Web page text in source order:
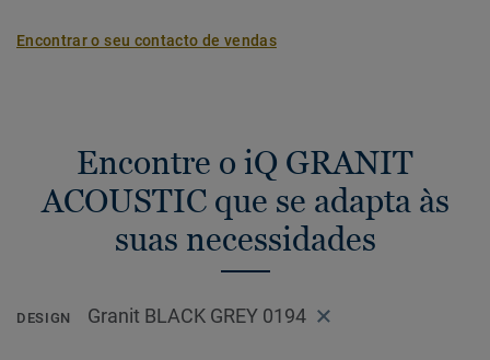
Encontrar o seu contacto de vendas
Encontre o iQ GRANIT
ACOUSTIC que se adapta às
suas necessidades
DESIGN Granit BLACK GREY 0194